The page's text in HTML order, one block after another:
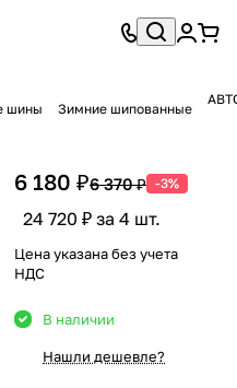
шины Зимние шипованные
6 180 ₽6 370 ₽ -3%
24 720 ₽ за 4 шт.
Цена указана без учета
НДС
В наличии
Нашли дешевле?